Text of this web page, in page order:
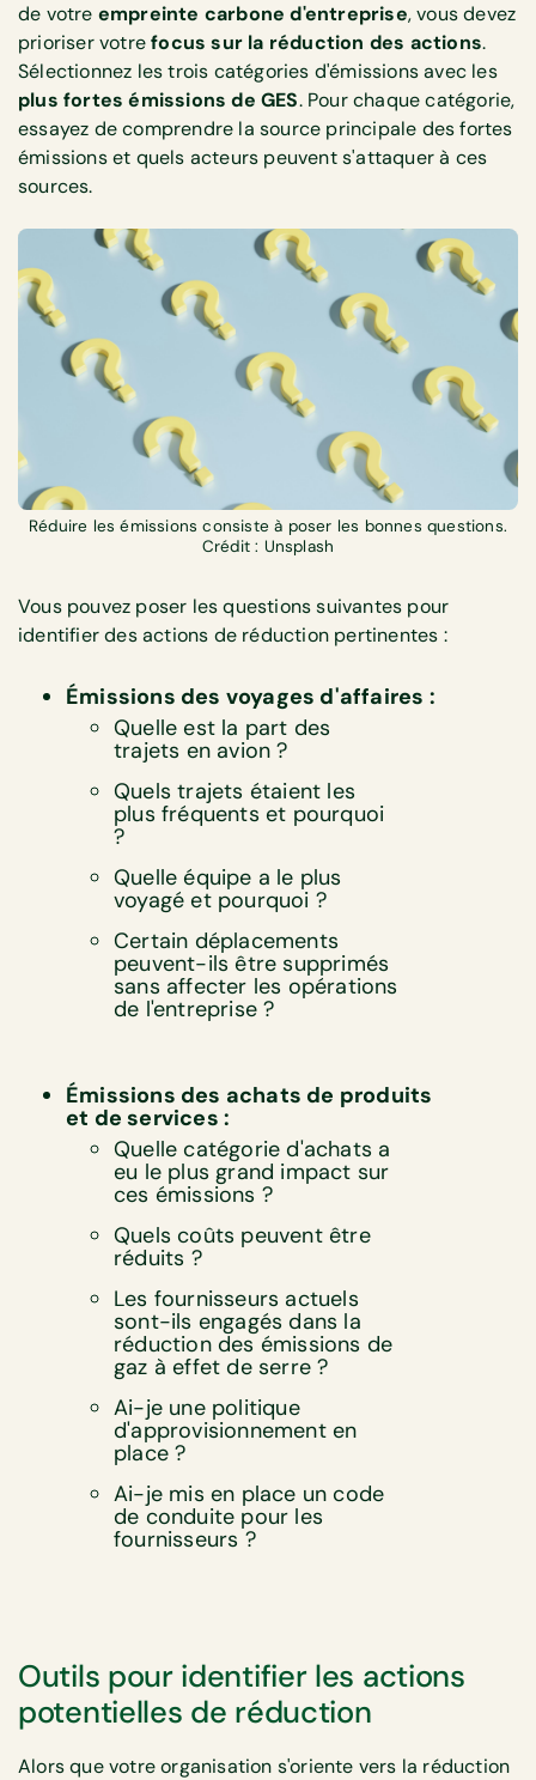
de votre empreinte carbone d'entreprise, vous devez
prioriser votrefocus sur la réduction des actions.
Sélectionnez les trois catégories d'émissions avec les
plus fortes émissions de GES. Pour chaque catégorie,
essayez de comprendre la source principale des fortes
émissions et quels acteurs peuvent s'attaquer à ces
sources.
Réduire les émissions consiste à poser les bonnes questions.
Crédit : Unsplash
Vous pouvez poser les questions suivantes pour
identifier des actions de réduction pertinentes :
Émissions des voyages d'affaires :
Quelle est la part des
trajets en avion ?
Quels trajets étaient les
plus fréquents et pourquoi
?
Quelle équipe a le plus
voyagé et pourquoi ?
Certain déplacements
peuvent-ils être supprimés
sans affecter les opérations
de l'entreprise ?
Émissions des achats de produits
et de services :
Quelle catégorie d'achats a
eu le plus grand impact sur
ces émissions ?
Quels coûts peuvent être
réduits ?
Les fournisseurs actuels
sont-ils engagés dans la
réduction des émissions de
gaz à effet de serre ?
Ai-je une politique
d'approvisionnement en
place ?
Ai-je mis en place un code
de conduite pour les
fournisseurs ?
Outils pour identifier les actions
potentielles de réduction
Alors que votre organisation s'oriente vers la réduction